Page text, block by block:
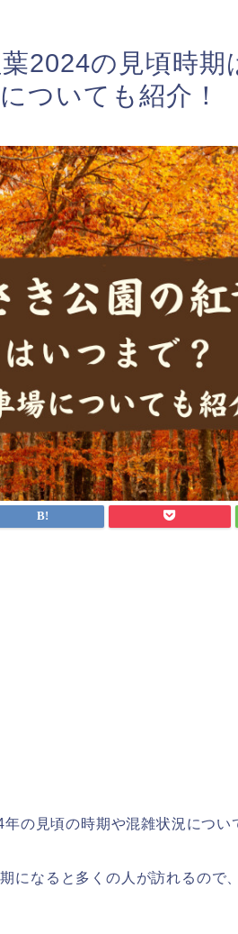
2024の見頃時期
ついても紹介！
の見頃の時期や混雑状況につい
になると多くの人が訪れるので